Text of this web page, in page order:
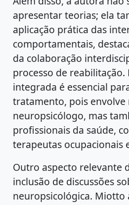
apresentar teorias; ela
aplicação prática das
comportamentais,
da colaboração
processo de reabilitação.
integrada é essencial
tratamento, pois envolve
neuropsicólogo, mas
profissionais da saúde,
terapeutas ocupacionais
Outro aspecto relevante
inclusão de discussões
neuropsicológica. Miotto